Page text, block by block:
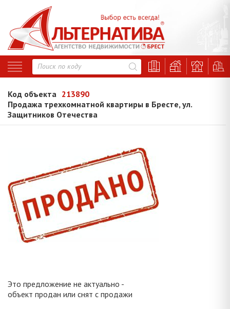
Код объекта 213890
Продажа трехкомнатной квартиры в Бресте, ул.
Защитников Отечества
Это предложение не актуально -
объект продан или снят с продажи